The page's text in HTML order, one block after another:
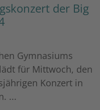
der Big
Gymnasiums
für Mittwoch, den
Konzert in
...